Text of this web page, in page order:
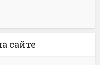
сайте